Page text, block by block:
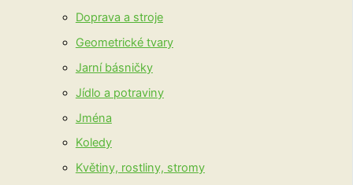
Doprava a stroje
Geometrické tvary
Jarní básničky
Jídlo a potraviny
Jména
Koledy
Květiny, rostliny, stromy